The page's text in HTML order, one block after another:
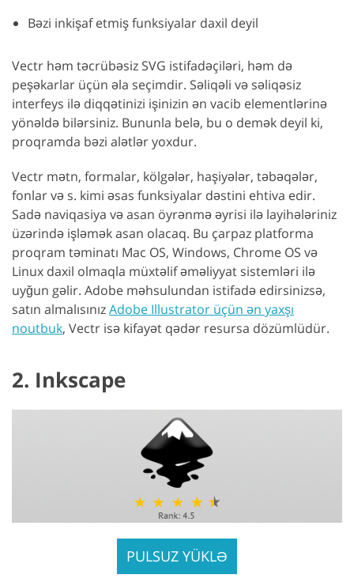
Bəzi inkişaf etmiş funksiyalar daxil deyil
Vectr həm təcrübəsiz SVG istifadəçiləri, həm də
peşəkarlar üçün əla seçimdir. Səliqəli və səliqəsiz
interfeys ilə diqqətinizi işinizin ən vacib elementlərinə
yönəldə bilərsiniz. Bununla belə, bu o demək deyil ki,
proqramda bəzi alətlər yoxdur.
Vectr mətn, formalar, kölgələr, haşiyələr, təbəqələr,
fonlar və s. kimi əsas funksiyalar dəstini ehtiva edir.
Sadə naviqasiya və asan öyrənmə əyrisi ilə layihələriniz
üzərində işləmək asan olacaq. Bu çarpaz platforma
proqram təminatı Mac OS, Windows, Chrome OS və
Linux daxil olmaqla müxtəlif əməliyyat sistemləri ilə
uyğun gəlir. Adobe məhsulundan istifadə edirsinizsə,
satın almalısınızAdobe Illustrator üçün ən yaxşı
noutbuk, Vectr isə kifayət qədər resursa dözümlüdür.
2. Inkscape
PULSUZ YÜKLƏ